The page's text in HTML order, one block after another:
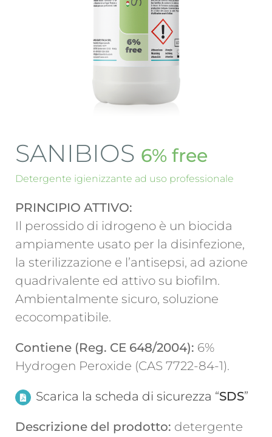
SANIBIOS 6% free
Detergente igienizzante ad uso professionale
PRINCIPIO ATTIVO:
Il perossido di idrogeno è un biocida
ampiamente usato per la disinfezione,
la sterilizzazione e l’antisepsi, ad azione
quadrivalente ed attivo su biofilm.
Ambientalmente sicuro, soluzione
ecocompatibile.
Contiene (Reg. CE 648/2004): 6%
Hydrogen Peroxide (CAS 7722-84-1).
Scarica la scheda di sicurezza “SDS”
Descrizione del prodotto: detergente